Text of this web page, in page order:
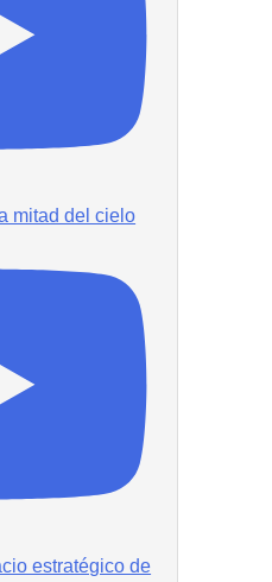
mitad del cielo
estratégico de